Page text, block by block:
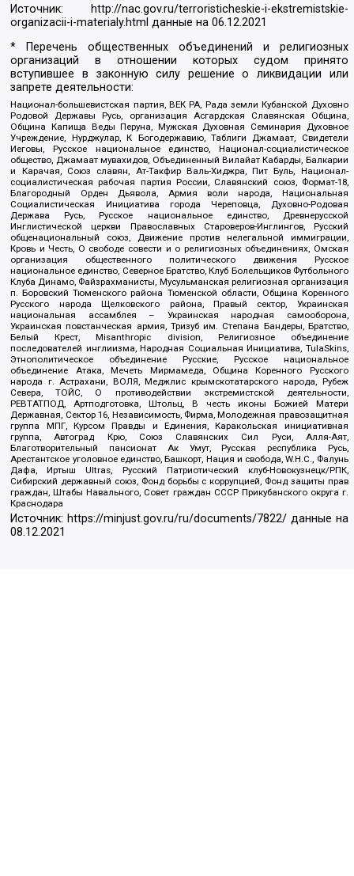
Источник:
http://nac.gov.ru/terroristicheskie-i-ekstremistskie-
organizacii-i-materialy.html данные на06.12.2021
* Перечень общественных объединений и религиозных
организаций в отношении которых судом принято
вступившее в законную силу решение о ликвидации или
запрете деятельности:
Национал-большевистская партия, ВЕК РА, Рада земли Кубанской Духовно
Родовой Державы Русь, организация Асгардская Славянская Община,
Община Капища Веды Перуна, Мужская Духовная Семинария Духовное
Учреждение, Нурджулар, К Богодержавию, Таблиги Джамаат, Свидетели
Иеговы, Русское национальное единство, Национал-социалистическое
общество, Джамаат мувахидов, Объединенный Вилайат Кабарды, Балкарии
и Карачая, Союз славян, Ат-Такфир Валь-Хиджра, Пит Буль, Национал-
социалистическая рабочая партия России, Славянский союз, Формат-18,
Благородный Орден Дьявола, Армия воли народа, Национальная
Социалистическая Инициатива города Череповца, Духовно-Родовая
Держава Русь, Русское национальное единство, Древнерусской
Инглистической церкви Православных Староверов-Инглингов, Русский
общенациональный союз, Движение против нелегальной иммиграции,
Кровь и Честь, О свободе совести и о религиозных объединениях, Омская
организация общественного политического движения Русское
национальное единство, Северное Братство, Клуб Болельщиков Футбольного
Клуба Динамо, Файзрахманисты, Мусульманская религиозная организация
п. Боровский Тюменского района Тюменской области, Община Коренного
Русского народа Щелковского района, Правый сектор, Украинская
национальная ассамблея – Украинская народная самооборона,
Украинская повстанческая армия, Тризуб им. Степана Бандеры, Братство,
Белый Крест, Misanthropic division, Религиозное объединение
последователей инглиизма, Народная Социальная Инициатива, TulaSkins,
Этнополитическое объединение Русские, Русское национальное
объединение Атака, Мечеть Мирмамеда, Община Коренного Русского
народа г. Астрахани, ВОЛЯ, Меджлис крымскотатарского народа, Рубеж
Севера, ТОЙС, О противодействии экстремистской деятельности,
РЕВТАТПОД, Артподготовка, Штольц, В честь иконы Божией Матери
Державная, Сектор 16, Независимость, Фирма, Молодежная правозащитная
группа МПГ, Курсом Правды и Единения, Каракольская инициативная
группа, Автоград Крю, Союз Славянских Сил Руси, Алля-Аят,
Благотворительный пансионат Ак Умут, Русская республика Русь,
Арестантское уголовное единство, Башкорт, Нация и свобода, W.H.С., Фалунь
Дафа, Иртыш Ultras, Русский Патриотический клуб-Новокузнецк/РПК,
Сибирский державный союз, Фонд борьбы с коррупцией, Фонд защиты прав
граждан, Штабы Навального, Совет граждан СССР Прикубанского округа г.
Краснодара
Источник:https://minjust.gov.ru/ru/documents/7822/ данные на
08.12.2021